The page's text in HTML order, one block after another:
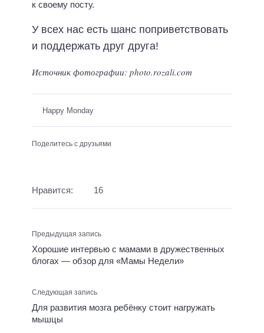
к своему посту.
У всех нас есть шанс поприветствовать
и поддержать друг друга!
Источник фотографии: photo.rozali.com
Happy Monday
Поделитесь с друзьями
Нравится: 16
Предыдущая запись
Хорошие интервью с мамами в дружественных
блогах — обзор для «Мамы Недели»
Следующая запись
Для развития мозга ребёнку стоит нагружать
мышцы